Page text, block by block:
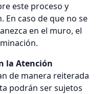
este proceso y
caso de que no se
en el muro, el
la Atención
de manera reiterada
podrán ser sujetos